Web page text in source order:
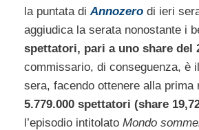
la puntata diAnnozero di ieri
aggiudica la serata nonostante i
spettatori, pari a uno share del
commissario, di conseguenza, è
sera, facendo ottenere alla prima
5.779.000 spettatori (share
l’episodio intitolato Mondo